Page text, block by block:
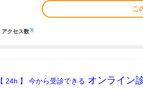
こ
アクセス数※
【 24h 】 今から受診できる オンライン